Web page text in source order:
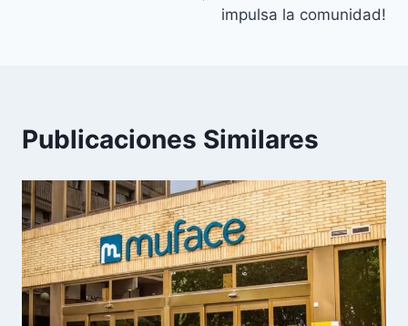
impulsa la comunidad!
Publicaciones Similares